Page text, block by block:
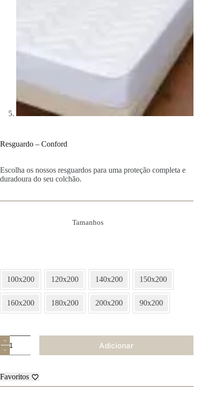
Resguardo – Conford
Escolha os nossos resguardos para uma proteção completa e
duradoura do seu colchão.
Tamanhos
100x200 120x200 140x200 150x200
160x200 180x200 200x200 90x200
Quantidade
de
Resguardo
Conford
Adicionar
Favoritos